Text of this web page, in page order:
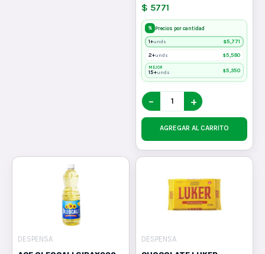
$ 5771
% Precios por cantidad
1+unds $5,771
2+unds $5,580
MEJOR
15+unds $5,350
− +
AGREGAR AL CARRITO
DESPENSA
DESPENSA